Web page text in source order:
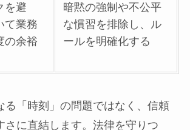
を避
て業務
の余裕
暗黙の強制や不公平
な慣習を排除し、ル
ールを明確化する
る「時刻」の問題ではなく、信頼
さに直結します。法律を守りつ